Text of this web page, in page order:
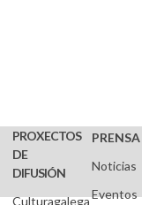
PROXECTOS
DE
DIFUSIÓN
Culturagalega
PRENSA
Noticias
Eventos